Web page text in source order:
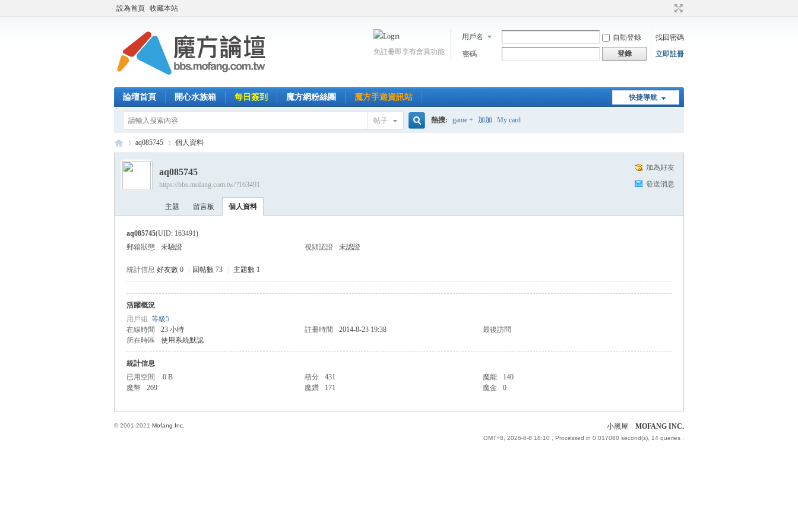
設為首頁 收藏本站
用戶名 自動登錄
找回密碼
密碼
登錄 立即註冊
免註冊即享有會員功能
快捷導航
論壇首頁 開心水族箱 每日簽到 魔方網粉絲團 魔方手遊資訊站
帖子 熱搜: game + 加加 My card
›
aq085745 個人資料
加為好友
發送消息
aq085745
https://bbs.mofang.com.tw/?163491
主題 留言板 個人資料
aq085745(UID: 163491)
郵箱狀態
未驗證 視頻認證 未認證
統計信息 好友數 0 回帖數 73 主題數 1
活躍概況
用戶組 等級5
在線時間
23 小時 註冊時間 2014-8-23 19:38
最後訪問
所在時區
使用系統默認
統計信息
已用空間
0 B 積分 431 魔能
140
魔幣
269 魔鑽 171 魔金 0
小黑屋 MOFANG INC.
GMT+8, 2026-8-8 18:10 , Processed in 0.017080 second(s), 14 queries .
© 2001-2021 Mofang Inc.